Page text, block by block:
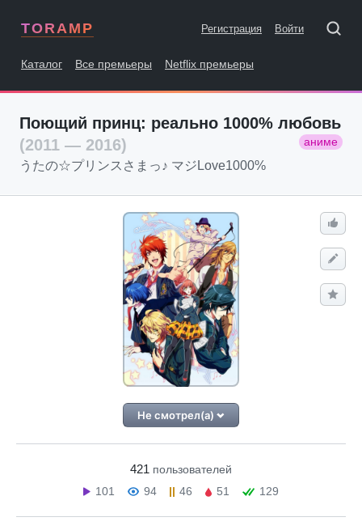
TORAMP Регистрация Войти
Каталог Все премьеры Netflix премьеры
Поющий принц: реально 1000% любовь
(2011 — 2016)
аниме
うたの☆プリンスさまっ♪ マジLove1000%
Не смотрел(а)
421 пользователей
101
94 46 51 129